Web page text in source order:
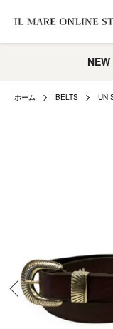
ホーム BELTS